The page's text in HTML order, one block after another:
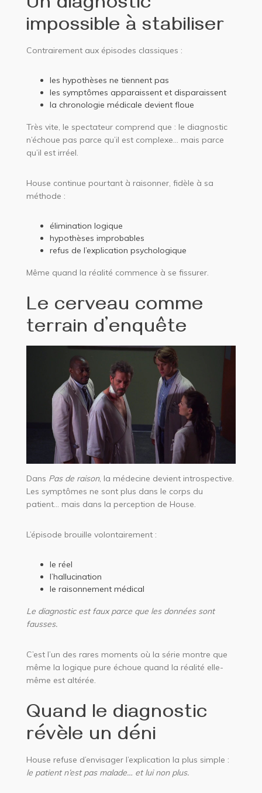
Un diagnostic
impossible à stabiliser
Contrairement aux épisodes classiques :
les hypothèses ne tiennent pas
les symptômes apparaissent et disparaissent
la chronologie médicale devient floue
Très vite, le spectateur comprend que : le diagnostic
n’échoue pas parce qu’il est complexe… mais parce
qu’il est irréel.
House continue pourtant à raisonner, fidèle à sa
méthode :
élimination logique
hypothèses improbables
refus de l’explication psychologique
Même quand la réalité commence à se fissurer.
Le cerveau comme
terrain d’enquête
Dans Pas de raison, la médecine devient introspective.
Les symptômes ne sont plus dans le corps du
patient… mais dans la perception de House.
L’épisode brouille volontairement :
le réel
l’hallucination
le raisonnement médical
Le diagnostic est faux parce que les données sont
fausses.
C’est l’un des rares moments où la série montre que
même la logique pure échoue quand la réalité elle-
même est altérée.
Quand le diagnostic
révèle un déni
House refuse d’envisager l’explication la plus simple :
le patient n’est pas malade… et lui non plus.